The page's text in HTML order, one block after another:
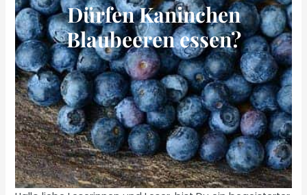
Dürfen Kaninchen
Blaubeeren essen?